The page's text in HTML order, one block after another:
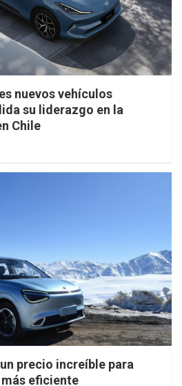
nuevos vehículos
su liderazgo en la
Chile
precio increíble para
eficiente